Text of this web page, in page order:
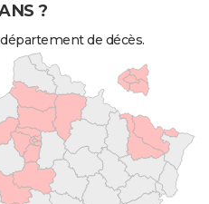
?
de décès.